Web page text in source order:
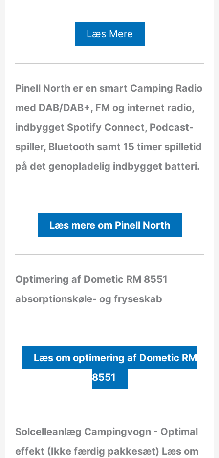
Læs Mere
Pinell North er en smart Camping Radio
med DAB/DAB+, FM og internet radio,
indbygget Spotify Connect, Podcast-
spiller, Bluetooth samt 15 timer spilletid
på det genopladelig indbygget batteri.
Læs mere om Pinell North
Optimering af Dometic RM 8551
absorptionskøle- og fryseskab
Læs om optimering af Dometic RM
8551
Solcelleanlæg Campingvogn - Optimal
effekt (Ikke færdig pakkesæt) Læs om